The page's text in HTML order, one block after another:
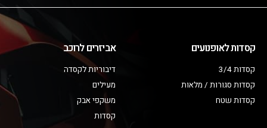
קסדות לאופנועים
קסדות 3/4
קסדות סגורות / מלאות
קסדות שטח
אביזרים לרוכב
דיבוריות לקסדה
מעילים
משקפי אבק
קסדות